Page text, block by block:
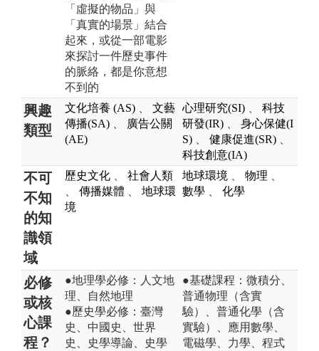
「虛擬的物品」與
「真實的場景」結合
起來，或從一部電影
來探討一件歷史事件
的脈絡，都是你意想
不到的
興趣
類型
文化培養 (AS)
文藝
傳播(SA)
廣告公關
(AE)
心理研究(SI)
科技
研發(IR)
身心保健(I
S)
健康促進(SR)
科技創意(IA)
不可
不知
的知
識領
域
歷史文化
社會人類
傳播媒體
地球環
境
地球環境 物理
數學
化學
必修
或核
心課
程？
●地理學必修：人文地
理、自然地理
●歷史學必修：臺灣
史、中國史、世界
史、史學導論、史學
●基礎課程：微積分、
普通物理（含實
驗）、普通化學（含
實驗）、應用數學、
電磁學、力學、程式